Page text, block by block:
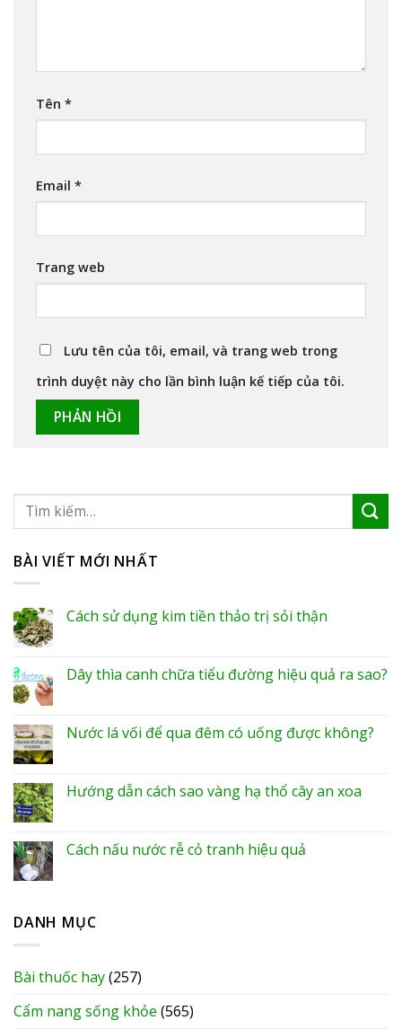
Tên *
Email *
Trang web
Lưu tên của tôi, email, và trang web trong
trình duyệt này cho lần bình luận kế tiếp của tôi.
BÀI VIẾT MỚI NHẤT
Cách sử dụng kim tiền thảo trị sỏi thận
Dây thìa canh chữa tiểu đường hiệu quả ra sao?
Nước lá vối để qua đêm có uống được không?
Hướng dẫn cách sao vàng hạ thổ cây an xoa
Cách nấu nước rễ cỏ tranh hiệu quả
DANH MỤC
Bài thuốc hay(257)
Cẩm nang sống khỏe (565)